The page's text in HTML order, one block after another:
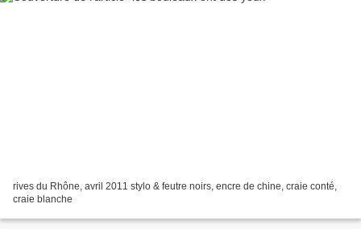
rives du Rhône, avril 2011 stylo & feutre noirs, encre de chine, craie conté,
craie blanche